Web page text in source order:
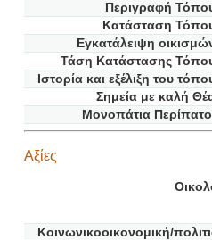
Περιγραφή
Κατάσταση
Εγκατάλειψη
Τάση Κατάστασης
Ιστορία και εξέλιξη του
Σημεία με καλή
Μονοπάτια
Αξίες
Κοινωνικοοικονομική/